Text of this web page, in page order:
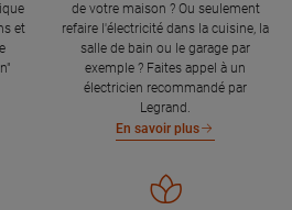
et
de votre maison ? Ou seulement
refaire l'électricité dans la cuisine, la
salle de bain ou le garage par
exemple ? Faites appel à un
électricien recommandé par
Legrand.
En savoir plus